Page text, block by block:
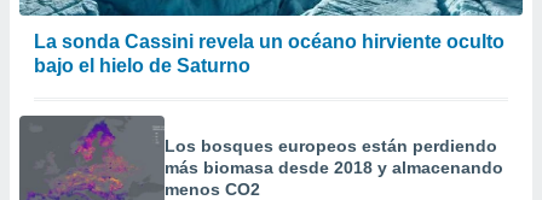
La sonda Cassini revela un océano hirviente oculto
bajo el hielo de Saturno
Los bosques europeos están perdiendo
más biomasa desde 2018 y almacenando
menos CO2